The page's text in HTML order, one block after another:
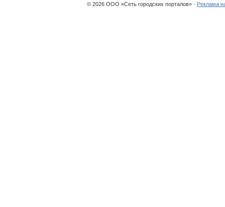
© 2026 ООО «Сеть городских порталов» · Реклама